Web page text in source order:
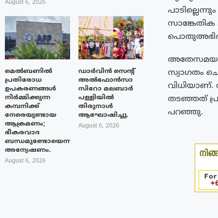
സ്വാഗതം
വിധിയാണ്.
തടഞ്ഞത്
പറഞ്ഞു.
August 6, 2026
മെൽബണിൽ
പ്രതിരോധ
ഉപകരണങ്ങൾ
നിർമ്മിക്കുന്ന
കമ്പനിക്ക്
നേരെയുണ്ടായ
ആക്രമണം;
ഭീകരവാദ
ബന്ധമുണ്ടോയെന്ന്
അന്വേഷണം.
August 6, 2026
ഡാർവിൻ സെന്റ്
അൽഫോൻസാ
സിറോ മലബാർ
പള്ളിയിൽ
തിരുനാൾ
ആഘോഷിച്ചു.
August 6, 2026